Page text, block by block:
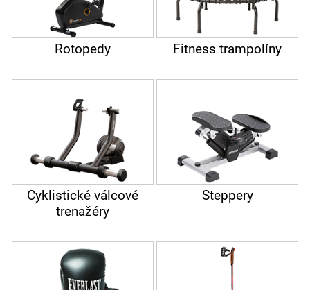
Rotopedy Fitness trampolíny
Cyklistické válcové
trenažéry
Steppery